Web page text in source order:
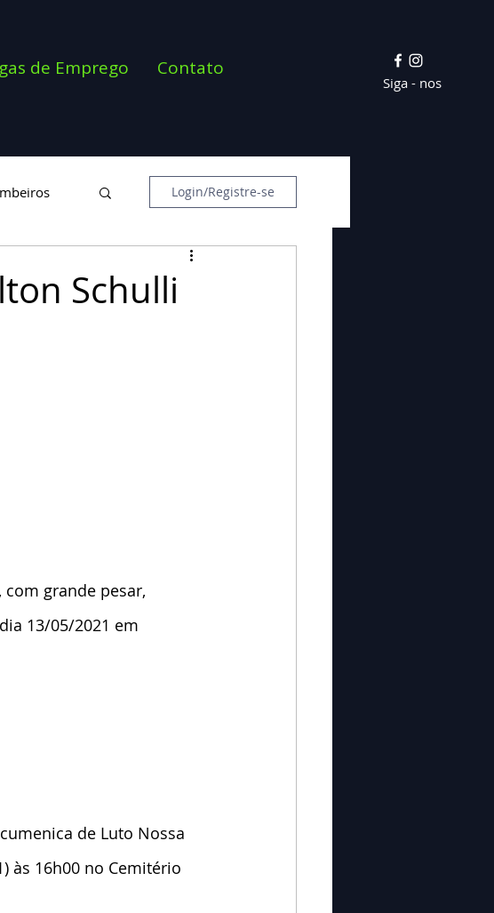
de Emprego Contato
Siga - nos
Login/Registre-se
Schulli
com grande pesar,
13/05/2021 em
de Luto Nossa
às 16h00 no Cemitério